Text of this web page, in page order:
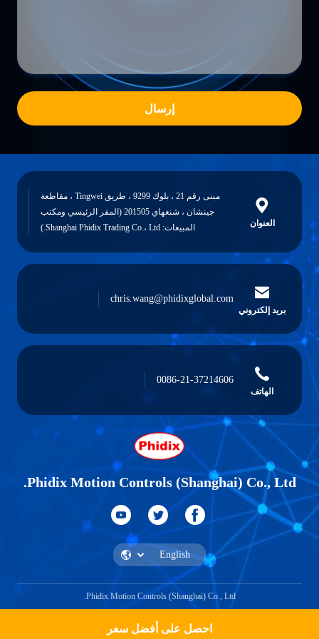
احصل على أفضل سعر
إرسال
العنوان
مبنى رقم 21 ، بلوك 9299 ، طريق Tingwei ، مقاطعة
جينشان ، شنغهاي 201505 (المقر الرئيسي ومكتب
المبيعات: Shanghai Phidix Trading Co.، Ltd.)
بريد إلكتروني
chris.wang@phidixglobal.com
الهاتف
0086-21-37214606
Phidix Motion Controls (Shanghai) Co., Ltd.
Phidix Motion Controls (Shanghai) Co., Ltd.
احصل على اقتباس